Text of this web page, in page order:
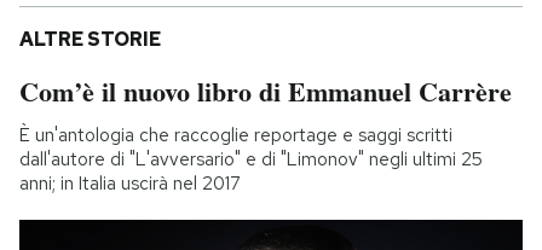
ALTRE STORIE
Com’è il nuovo libro di Emmanuel Carrère
È un'antologia che raccoglie reportage e saggi scritti
dall'autore di "L'avversario" e di "Limonov" negli ultimi 25
anni; in Italia uscirà nel 2017